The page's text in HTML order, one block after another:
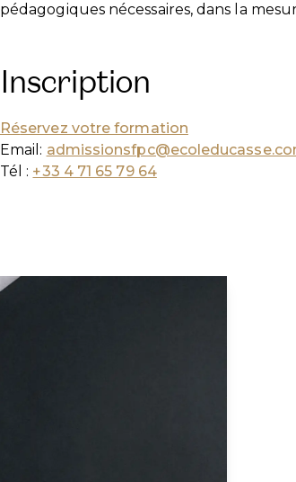
pédagogiques nécessaires, dans la
Inscription
Réservez votre formation
Email:
Tél : +33 4 71 65 79 64